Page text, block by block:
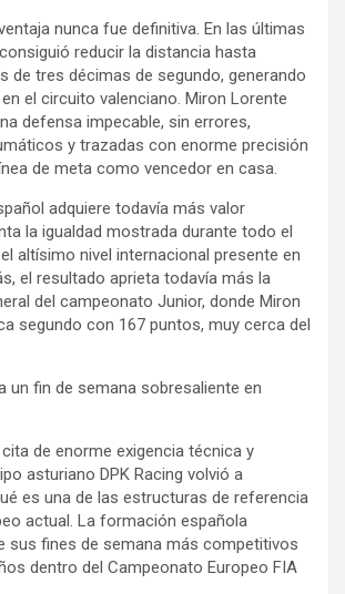
nunca fue definitiva. En las últimas
reducir la distancia hasta
de tres décimas de segundo, generando
el circuito valenciano. Miron Lorente
defensa impecable, sin errores,
y trazadas con enorme precisión
de meta como vencedor en casa.
adquiere todavía más valor
la igualdad mostrada durante todo el
altísimo nivel internacional presente en
el resultado aprieta todavía más la
del campeonato Junior, donde Miron
segundo con 167 puntos, muy cerca del
un fin de semana sobresaliente en
de enorme exigencia técnica y
asturiano DPK Racing volvió a
es una de las estructuras de referencia
actual. La formación española
sus fines de semana más competitivos
dentro del Campeonato Europeo FIA